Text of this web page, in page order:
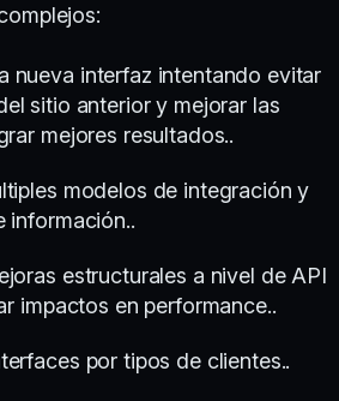
nueva interfaz intentando evitar
sitio anterior y mejorar las
mejores resultados..
modelos de integración y
información..
estructurales a nivel de API
impactos en performance..
por tipos de clientes..